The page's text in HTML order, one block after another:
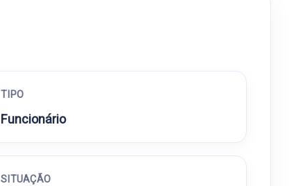
TIPO
Funcionário
SITUAÇÃO